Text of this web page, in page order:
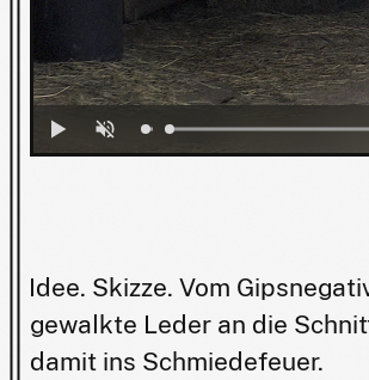
Idee. Skizze. Vom
gewalkte Leder an die
damit ins Schmiedefeuer.